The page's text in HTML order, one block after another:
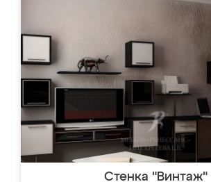
Стенка "Винтаж"